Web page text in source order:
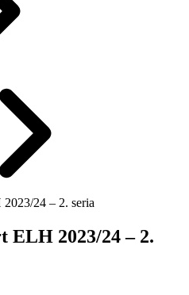
24 – 2. seria
ELH 2023/24 – 2.